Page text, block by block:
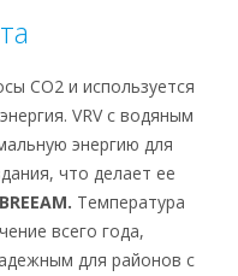
CO2 и используется
VRV с водяным
энергию для
что делает ее
Температура
всего года,
для районов с